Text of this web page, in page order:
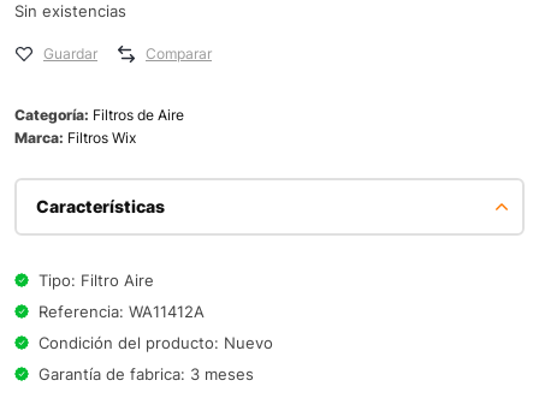
Sin existencias
Guardar Comparar
Categoría: Filtros de Aire
Marca: Filtros Wix
Características
Tipo: Filtro Aire
Referencia: WA11412A
Condición del producto: Nuevo
Garantía de fabrica: 3 meses